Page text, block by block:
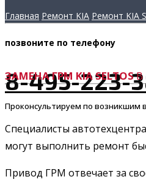
Главная Ремонт KIA Ремонт KIA
позвоните по телефону
8-495-223-
Проконсультируем по возникшим
ЗАМЕНА ГРМ KIA SELTOSВ
Специалисты
могут выполнить ремонт
Привод ГРМ отвечает за